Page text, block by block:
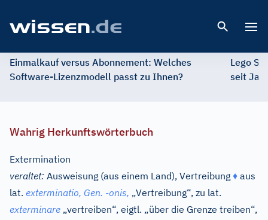
Einmalkauf versus Abonnement: Welches
Software-Lizenzmodell passt zu Ihnen?
Lego
seit
Wahrig Herkunftswörterbuch
Extermination
veraltet: Ausweisung (aus einem Land), Vertreibung ♦ aus
lat. exterminatio, Gen. -onis, „Vertreibung“, zu lat.
exterminare „vertreiben“, eigtl. „über die Grenze treiben“,